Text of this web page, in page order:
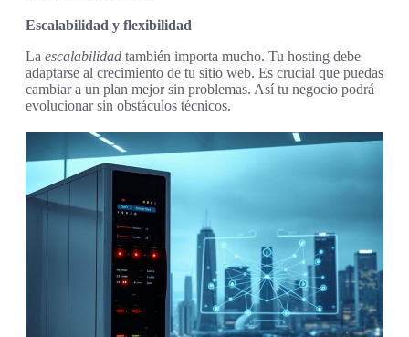
Escalabilidad y flexibilidad
La escalabilidad también importa mucho. Tu hosting debe
adaptarse al crecimiento de tu sitio web. Es crucial que puedas
cambiar a un plan mejor sin problemas. Así tu negocio podrá
evolucionar sin obstáculos técnicos.